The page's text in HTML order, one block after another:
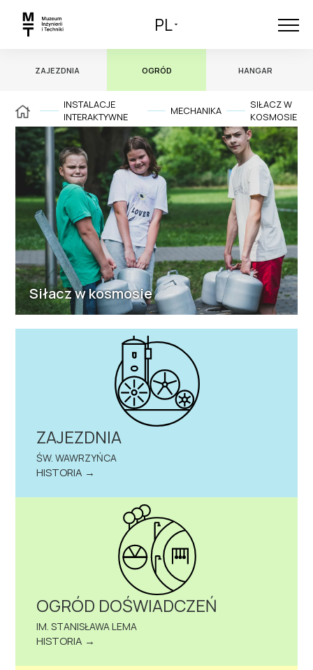
PL
ZAJEZDNIA OGRÓD HANGAR
INSTALACJE
INTERAKTYWNE
MECHANIKA
SIŁACZ W
KOSMOSIE
Siłacz w kosmosie
ZAJEZDNIA
ŚW. WAWRZYŃCA
HISTORIA →
OGRÓD DOŚWIADCZEŃ
IM. STANISŁAWA LEMA
HISTORIA →